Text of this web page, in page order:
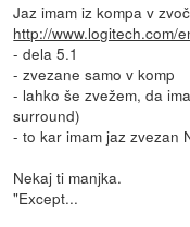
Jaz imam iz kompa v
http://www.logitech.com/
- dela 5.1
- zvezane samo v komp
- lahko še zvežem, da
surround)
- to kar imam jaz zvezan
Nekaj ti manjka.
"Except...